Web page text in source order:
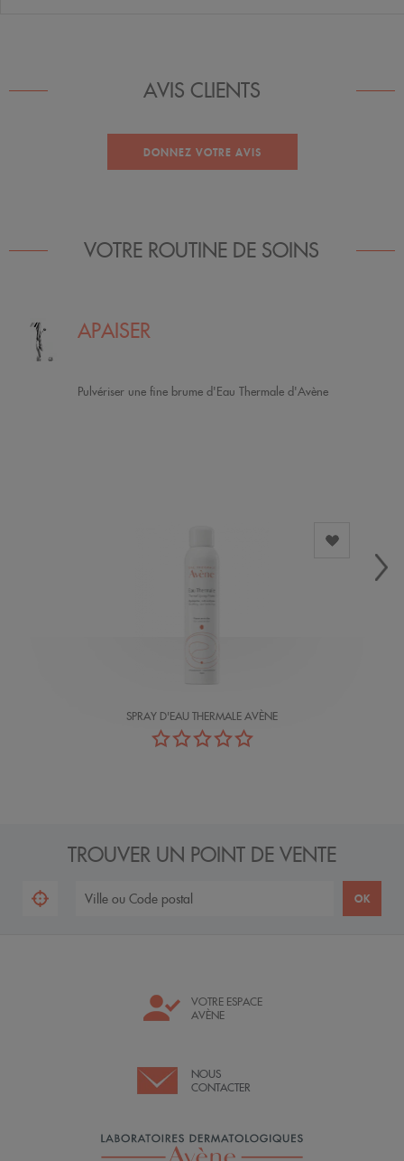
AVIS CLIENTS
DONNEZ VOTRE AVIS
VOTRE ROUTINE DE SOINS
APAISER
Pulvériser une fine brume d'Eau Thermale d'Avène
SPRAY D'EAU THERMALE AVÈNE
TROUVER UN POINT DE VENTE
VOTRE ESPACE
AVÈNE
NOUS
CONTACTER